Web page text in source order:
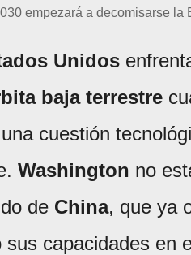
empezará a decomisarse la
Unidos
baja terrestre
cuestión
Washington no
de China, que ya
capacidades en